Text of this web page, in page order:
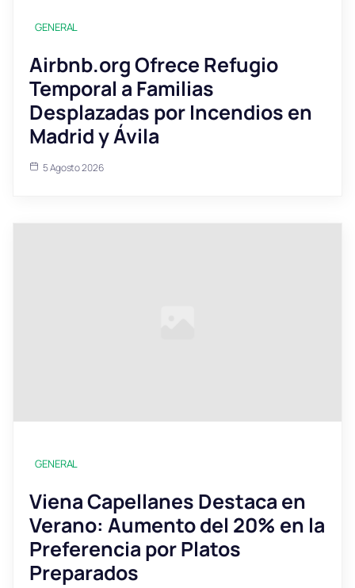
GENERAL
Airbnb.org Ofrece Refugio
Temporal a Familias
Desplazadas por Incendios en
Madrid y Ávila
5 Agosto 2026
GENERAL
Viena Capellanes Destaca en
Verano: Aumento del 20% en la
Preferencia por Platos
Preparados